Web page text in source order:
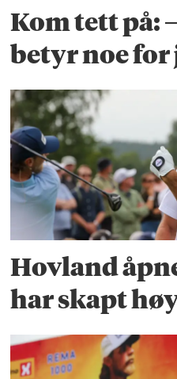
Kom tett på:
betyr noe
Hovland
har skapt